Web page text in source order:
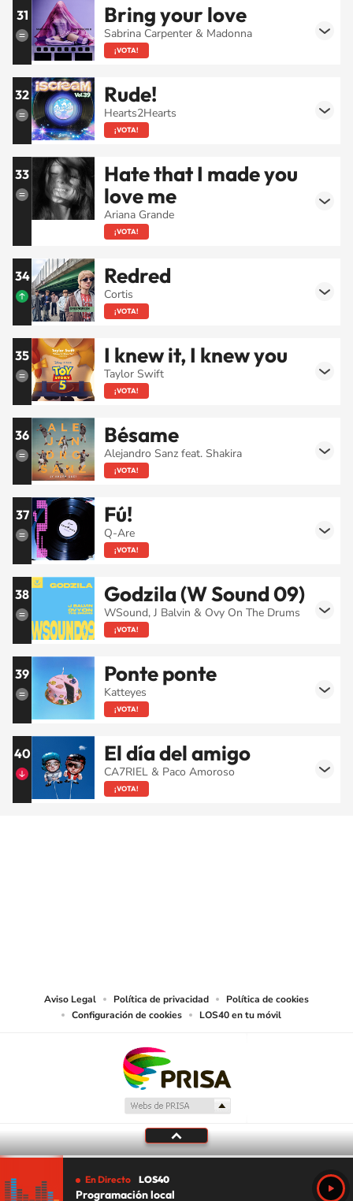
31 Bring your love
Sabrina Carpenter & Madonna
¡VOTA!
32 Rude!
Hearts2Hearts
¡VOTA!
33
Hate that I made you
love me
Ariana Grande
¡VOTA!
34 Redred
Cortis
¡VOTA!
35 I knew it, I knew you
Taylor Swift
¡VOTA!
36 Bésame
Alejandro Sanz feat. Shakira
¡VOTA!
37 Fú!
Q-Are
¡VOTA!
38 Godzila (W Sound 09)
WSound, J Balvin & Ovy On The Drums
¡VOTA!
39 Ponte ponte
Katteyes
¡VOTA!
40 El día del amigo
CA7RIEL & Paco Amoroso
¡VOTA!
Aviso Legal Política de privacidad
Política de cookies
Configuración de cookies
LOS40 en tu móvil
En Directo LOS40
Programación local